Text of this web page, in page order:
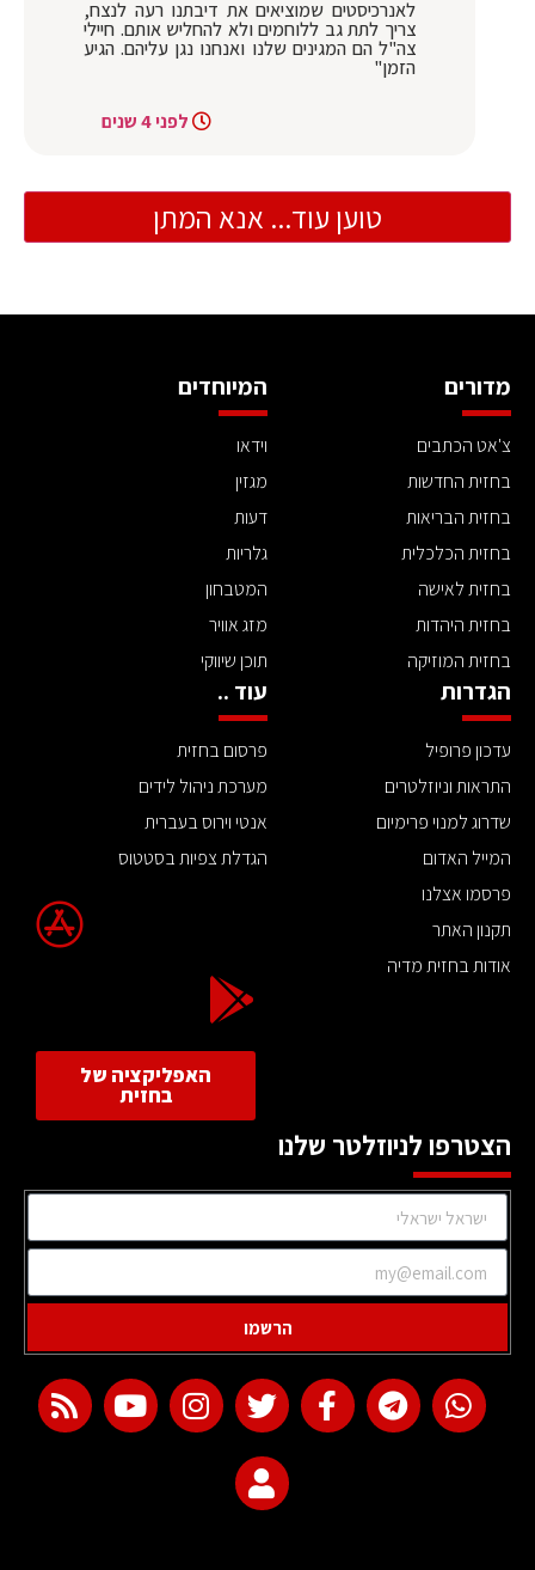
לאנרכיסטים שמוציאים את דיבתנו רעה לנצח,
צריך לתת גב ללוחמים ולא להחליש אותם. חיילי
צה"ל הם המגינים שלנו ואנחנו נגן עליהם. הגיע
הזמן"
לפני 4 שנים
טוען עוד... אנא המתן
מדורים
צ'אט הכתבים
בחזית החדשות
בחזית הבריאות
בחזית הכלכלית
בחזית לאישה
בחזית היהדות
בחזית המוזיקה
המיוחדים
וידאו
מגזין
דעות
גלריות
המטבחון
מזג אוויר
תוכן שיווקי
הגדרות
עדכון פרופיל
התראות וניוזלטרים
שדרוג למנוי פרימיום
המייל האדום
פרסמו אצלנו
תקנון האתר
אודות בחזית מדיה
עוד ..
פרסום בחזית
מערכת ניהול לידים
אנטי וירוס בעברית
הגדלת צפיות בסטטוס
האפליקציה של
בחזית
הצטרפו לניוזלטר שלנו
הרשמו